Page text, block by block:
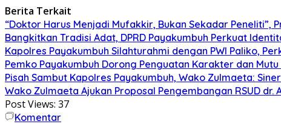
Berita Terkait
“Doktor Harus Menjadi Mufakkir, Bukan Sekadar Peneliti”,
Bangkitkan Tradisi Adat, DPRD Payakumbuh Perkuat
Kapolres Payakumbuh Silahturahmi dengan PWI Paliko,
Pemko Payakumbuh Dorong Penguatan Karakter dan
Pisah Sambut Kapolres Payakumbuh, Wako Zulmaeta:
Wako Zulmaeta Ajukan Proposal Pengembangan RSUD dr.
Post Views: 37
Komentar